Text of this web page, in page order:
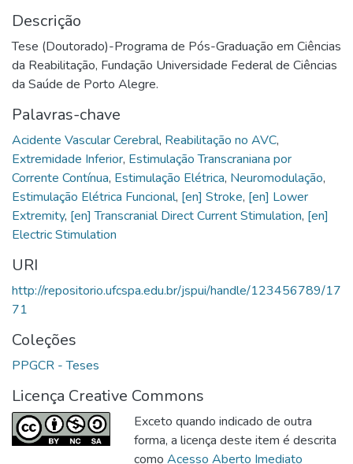
Descrição
Tese (Doutorado)-Programa de Pós-Graduação em Ciências
da Reabilitação, Fundação Universidade Federal de Ciências
da Saúde de Porto Alegre.
Palavras-chave
Acidente Vascular Cerebral, Reabilitação no AVC,
Extremidade Inferior, Estimulação Transcraniana por
Corrente Contínua, Estimulação Elétrica, Neuromodulação,
Estimulação Elétrica Funcional, [en] Stroke, [en] Lower
Extremity, [en] Transcranial Direct Current Stimulation, [en]
Electric Stimulation
URI
http://repositorio.ufcspa.edu.br/jspui/handle/123456789/17
71
Coleções
PPGCR - Teses
Licença Creative Commons
Exceto quando indicado de outra
forma, a licença deste item é descrita
como Acesso Aberto Imediato